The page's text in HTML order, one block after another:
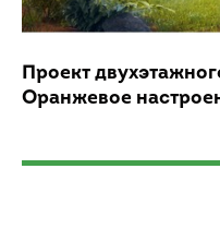
Проект
Оранжевое